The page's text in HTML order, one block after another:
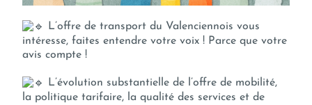
L’offre de transport du Valenciennois vous
intéresse, faites entendre votre voix ! Parce que votre
avis compte !
L’évolution substantielle de l’offre de mobilité,
la politique tarifaire, la qualité des services et de